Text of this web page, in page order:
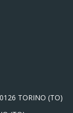
TORINO (TO)